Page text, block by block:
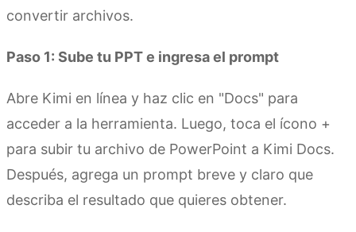
convertir archivos.
Paso 1: Sube tu PPT e ingresa el prompt
Abre Kimi en línea y haz clic en "Docs" para
acceder a la herramienta. Luego, toca el ícono +
para subir tu archivo de PowerPoint a Kimi Docs.
Después, agrega un prompt breve y claro que
describa el resultado que quieres obtener.